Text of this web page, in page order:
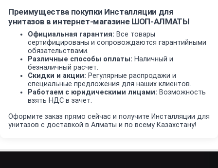
Преимущества покупки Инсталляции для
унитазов в интернет-магазине ШОП-АЛМАТЫ
Официальная гарантия: Все товары
сертифицированы и сопровождаются гарантийными
обязательствами.
Различные способы оплаты: Наличный и
безналичный расчет.
Скидки и акции: Регулярные распродажи и
специальные предложения для наших клиентов.
Работаем с юридическими лицами: Возможность
взять НДС в зачет.
Оформите заказ прямо сейчас и получите Инсталляции для
унитазов с доставкой в Алматы и по всему Казахстану!